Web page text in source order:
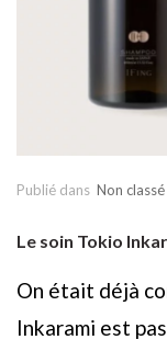
Publié dans Non classé
Le soin Tokio
On était déjà
Inkarami est